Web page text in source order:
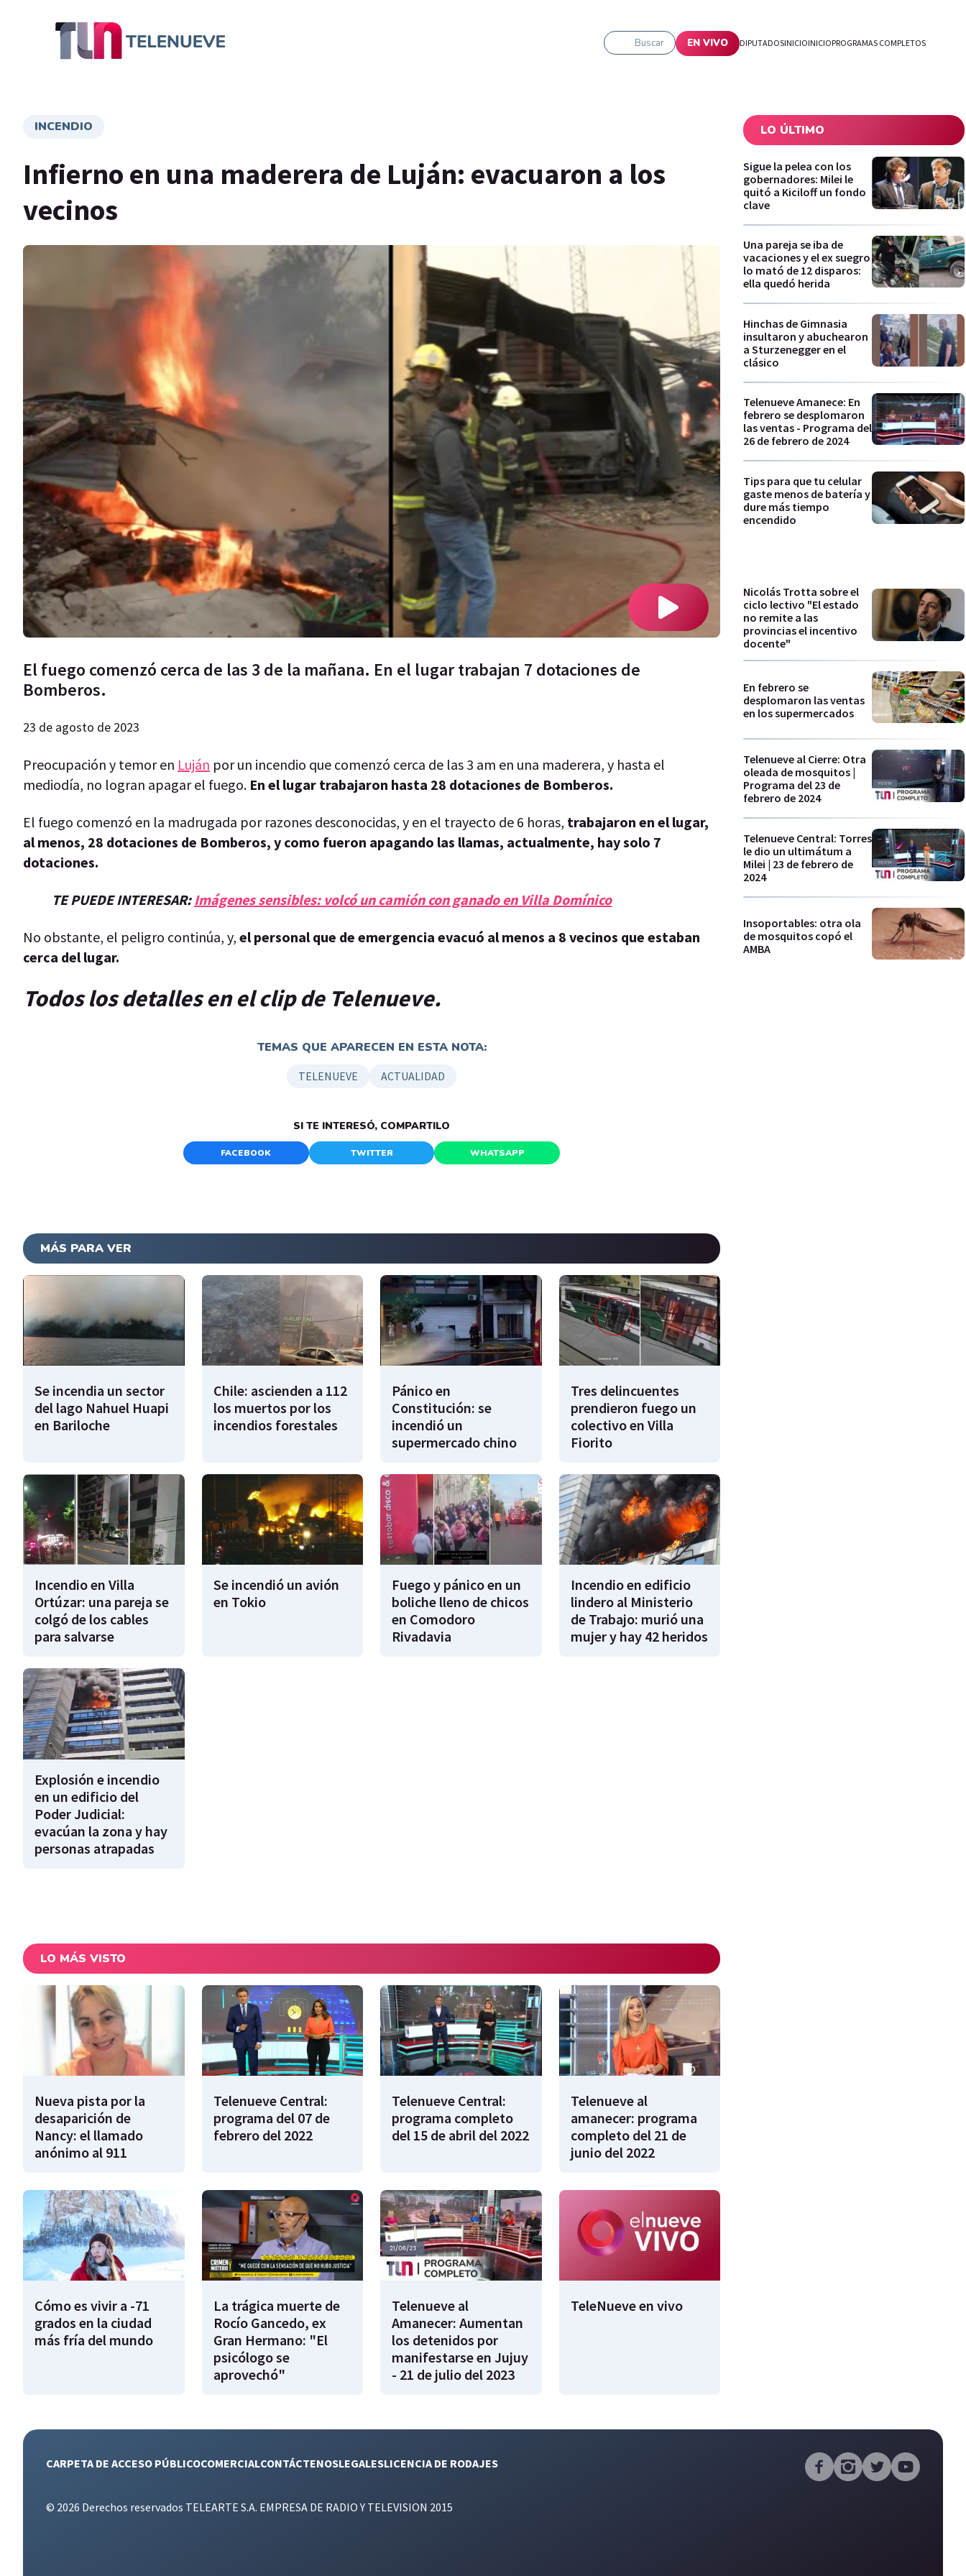
Buscar EN VIVO DIPUTADOSINICIOINICIOPROGRAMAS COMPLETOS
INCENDIO
Infierno en una maderera de Luján: evacuaron a los
vecinos
El fuego comenzó cerca de las 3 de la mañana. En el lugar trabajan 7 dotaciones de
Bomberos.
23 de agosto de 2023
Preocupación y temor en Luján por un incendio que comenzó cerca de las 3 am en una maderera, y hasta el
mediodía, no logran apagar el fuego. En el lugar trabajaron hasta 28 dotaciones de Bomberos.
El fuego comenzó en la madrugada por razones desconocidas, y en el trayecto de 6 horas, trabajaron en el lugar,
al menos, 28 dotaciones de Bomberos, y como fueron apagando las llamas, actualmente, hay solo 7
dotaciones.
TE PUEDE INTERESAR: Imágenes sensibles: volcó un camión con ganado en Villa Domínico
No obstante, el peligro continúa, y, el personal que de emergencia evacuó al menos a 8 vecinos que estaban
cerca del lugar.
Todos los detalles en el clip de Telenueve.
TEMAS QUE APARECEN EN ESTA NOTA:
TELENUEVE ACTUALIDAD
SI TE INTERESÓ, COMPARTILO
FACEBOOK TWITTER WHATSAPP
MÁS PARA VER
Se incendia un sector
del lago Nahuel Huapi
en Bariloche
Chile: ascienden a 112
los muertos por los
incendios forestales
Pánico en
Constitución: se
incendió un
supermercado chino
Tres delincuentes
prendieron fuego un
colectivo en Villa
Fiorito
Incendio en Villa
Ortúzar: una pareja se
colgó de los cables
para salvarse
Se incendió un avión
en Tokio
Fuego y pánico en un
boliche lleno de chicos
en Comodoro
Rivadavia
Incendio en edificio
lindero al Ministerio
de Trabajo: murió una
mujer y hay 42 heridos
Explosión e incendio
en un edificio del
Poder Judicial:
evacúan la zona y hay
personas atrapadas
LO MÁS VISTO
Nueva pista por la
desaparición de
Nancy: el llamado
anónimo al 911
Telenueve Central:
programa del 07 de
febrero del 2022
Telenueve Central:
programa completo
del 15 de abril del 2022
Telenueve al
amanecer: programa
completo del 21 de
junio del 2022
Cómo es vivir a -71
grados en la ciudad
más fría del mundo
La trágica muerte de
Rocío Gancedo, ex
Gran Hermano: "El
psicólogo se
aprovechó"
Telenueve al
Amanecer: Aumentan
los detenidos por
manifestarse en Jujuy
- 21 de julio del 2023
TeleNueve en vivo
LO ÚLTIMO
Sigue la pelea con los
gobernadores: Milei le
quitó a Kiciloff un fondo
clave
Una pareja se iba de
vacaciones y el ex suegro
lo mató de 12 disparos:
ella quedó herida
Hinchas de Gimnasia
insultaron y abuchearon
a Sturzenegger en el
clásico
Telenueve Amanece: En
febrero se desplomaron
las ventas - Programa del
26 de febrero de 2024
Tips para que tu celular
gaste menos de batería y
dure más tiempo
encendido
Nicolás Trotta sobre el
ciclo lectivo "El estado
no remite a las
provincias el incentivo
docente"
En febrero se
desplomaron las ventas
en los supermercados
Telenueve al Cierre: Otra
oleada de mosquitos |
Programa del 23 de
febrero de 2024
Telenueve Central: Torres
le dio un ultimátum a
Milei | 23 de febrero de
2024
Insoportables: otra ola
de mosquitos copó el
AMBA
CARPETA DE ACCESO PÚBLICOCOMERCIALCONTÁCTENOSLEGALESLICENCIA DE RODAJES
© 2026 Derechos reservados TELEARTE S.A. EMPRESA DE RADIO Y TELEVISION 2015